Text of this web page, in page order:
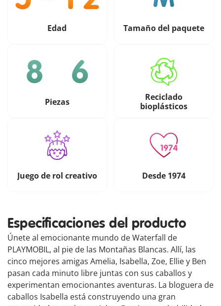
Edad Tamaño del paquete
Piezas
Reciclado
bioplásticos
Juego de rol creativo Desde 1974
Especificaciones del producto
Únete al emocionante mundo de Waterfall de
PLAYMOBIL, al pie de las Montañas Blancas. Allí, las
cinco mejores amigas Amelia, Isabella, Zoe, Ellie y Ben
pasan cada minuto libre juntas con sus caballos y
experimentan emocionantes aventuras. La bloguera de
caballos Isabella está construyendo una gran